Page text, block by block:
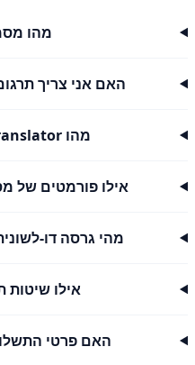
מהו
האם אני צריך
מהו OpenL Doc Translator?
אילו פורמטים של
מהי גרסה דו-
אילו שיטות
האם פרטי